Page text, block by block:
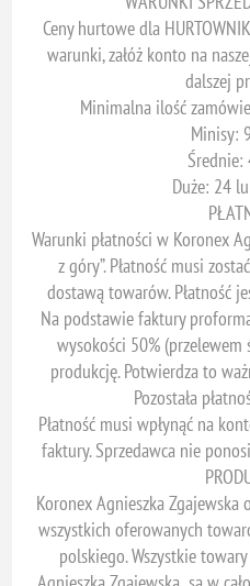
Ceny hurtowe dla
warunki, załóż konto na
dalszej
Minimalna ilość
Minisy:
Średnie:
Duże: 24
Warunki płatności w Koronex
z góry”. Płatność musi
dostawą towarów. Płatność
Na podstawie faktury
wysokości 50%
produkcję. Potwierdza to
Pozostała
Płatność musi wpłynąć na
faktury. Sprzedawca nie
Koronex Agnieszka Zgajewska
wszystkich oferowanych
polskiego. Wszystkie